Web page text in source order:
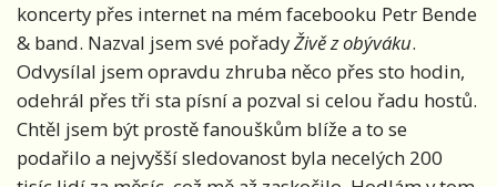
koncerty přes internet na mém facebooku Petr Bende
& band. Nazval jsem své pořadyŽivě z obýváku.
Odvysílal jsem opravdu zhruba něco přes sto hodin,
odehrál přes tři sta písní a pozval si celou řadu hostů.
Chtěl jsem být prostě fanouškům blíže a to se
podařilo a nejvyšší sledovanost byla necelých 200